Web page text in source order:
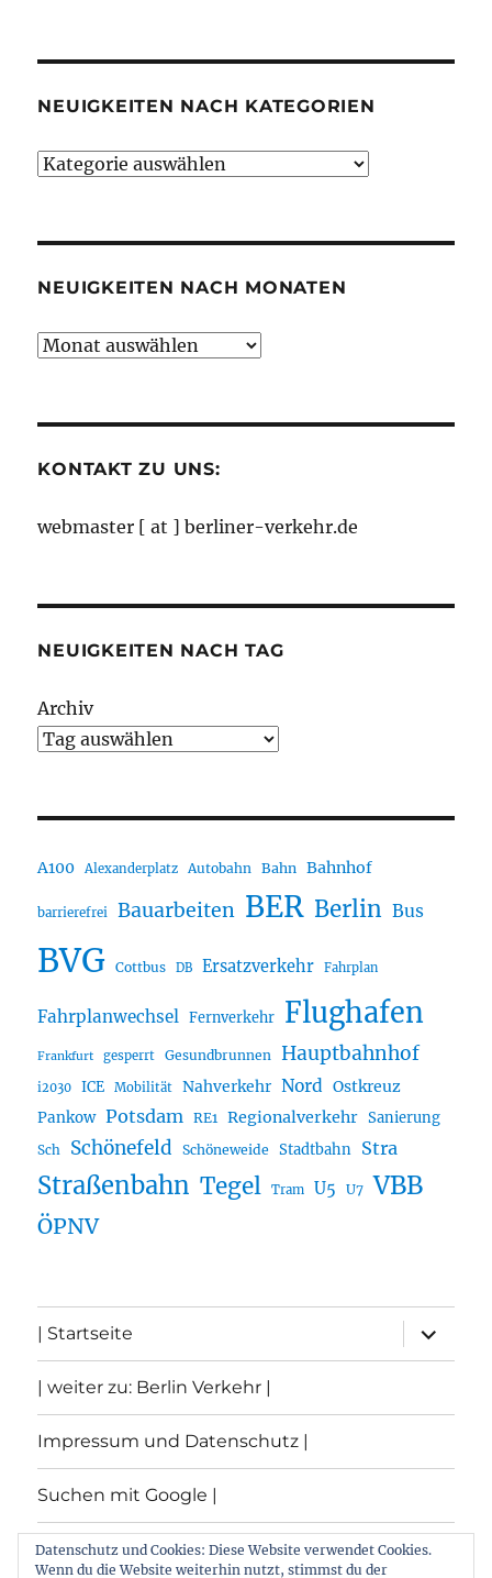
NEUIGKEITEN NACH KATEGORIEN
Neuigkeiten
NEUIGKEITEN NACH MONATEN
Neuigkeiten
KONTAKT ZU UNS:
webmaster [ at ] berliner-verkehr.de
NEUIGKEITEN NACH TAG
Archiv
A100 Alexanderplatz Autobahn Bahn Bahnhof
barrierefrei Bauarbeiten BER Berlin Bus
BVG Cottbus DB Ersatzverkehr Fahrplan
Fahrplanwechsel Fernverkehr Flughafen
Frankfurt gesperrt Gesundbrunnen Hauptbahnhof
i2030 ICE Mobilität Nahverkehr Nord Ostkreuz
Pankow Potsdam RE1 Regionalverkehr Sanierung
Sch Schönefeld Schöneweide Stadtbahn Stra
Straßenbahn Tegel Tram U5 U7 VBB
ÖPNV
| Startseite
öffnen
| weiter zu: Berlin Verkehr |
Impressum und Datenschutz |
Suchen mit Google |
Themen
Datenschutz und Cookies: Diese Website verwendet Cookies.
Wenn du die Website weiterhin nutzt, stimmst du der